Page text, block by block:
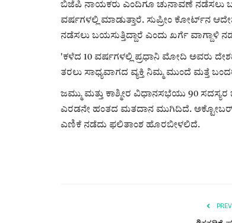
ಬಿಜೆಪಿ ನಾಯಕರು ಎಂದಿಗೂ ಚುನಾವಣೆ ನಡೆಸಲು
ವರ್ಷಗಳಲ್ಲಿ ಮಾಡುತ್ತಾರೆ. ಸುಪ್ರೀಂ ಕೋರ್ಟ್‌ನ
ನಡೆಸಲು ಬಯಸುತ್ತಿದ್ದಾರೆ ಎಂದು ಖರ್ಗೆ ವಾಗ್ದಾಳಿ
'ಕಳೆದ 10 ವರ್ಷಗಳಲ್ಲಿ ಪ್ರಧಾನಿ ಮೋದಿ ಅವರು
ತರಲು ಸಾಧ್ಯವಾಗದ ವ್ಯಕ್ತಿ ನಿಮ್ಮ ಮುಂದೆ ಮತ್ತೆ
ಜಮ್ಮು ಮತ್ತು ಕಾಶ್ಮೀರ ವಿಧಾನಸಭೆಯು 90
ಎರಡನೇ ಹಂತದ ಮತದಾನ ಮುಗಿದಿದೆ.
ಎಣಿಕೆ ನಡೆದು ಫಲಿತಾಂಶ ಹೊರಬೀಳಲಿದೆ.